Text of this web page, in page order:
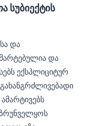
სუბიექტის
და
და
ექსპლიციტურ